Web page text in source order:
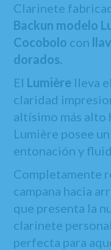
Clarinete
Backun modelo
Cocobolo con
dorados.
El Lumière lleva
claridad
altísimo más alto
Lumière posee
entonación y
Completamente
campana hacia
que presenta la
clarinete
perfecta para